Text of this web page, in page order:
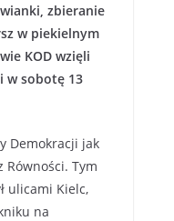
zbieranie
w piekielnym
KOD wzięli
w sobotę 13
Demokracji jak
Równości. Tym
ulicami Kielc,
na